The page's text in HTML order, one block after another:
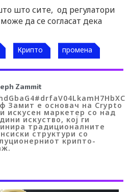
што сите, од регулатори
да се согласат дека
Крипто промена
Zammit
Замит е основач на Crypto
и искусен маркетер со над
искуство, кој ги
традиционалните
структури со
крипто-